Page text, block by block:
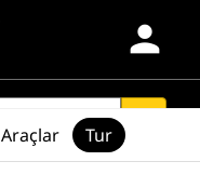
person
Araçlar Tur